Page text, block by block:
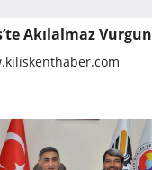
Akılalmaz Vurgun